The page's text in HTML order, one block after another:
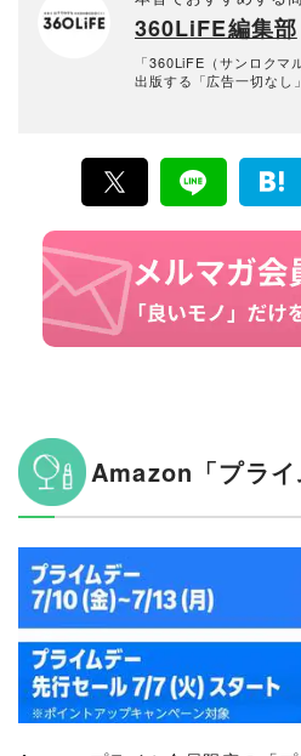
その実力を忖度なしで評
ty』の展開は雑誌にとど
ディアで情報を発信中。
『LDK』と同様、メー
専門家、そして社内検証
360LiFE編集部
「360LiFE（サンロクマ
出版する「広告一切なし
品、コスメに至るまで、
商品テストを重ね“失敗
ト。編集長・加藤剛敏を
Amazon「プラ